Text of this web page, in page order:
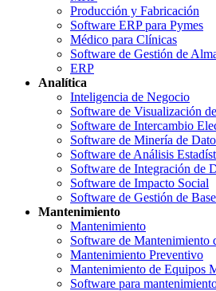
Producción y Fabricación
Software ERP para Pymes
Médico para Clínicas
Software de Gestión de
ERP
Analítica
Inteligencia de Negocio
Software de Visualización
Software de Intercambio
Software de Minería de
Software de Análisis
Software de Integración de
Software de Impacto Social
Software de Gestión de
Mantenimiento
Mantenimiento
Software de Mantenimiento
Mantenimiento Preventivo
Mantenimiento de Equipos
Software para